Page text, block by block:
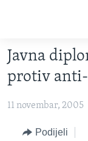
glavni
sadržaj
Pređi
na
navigaciju
TV PROGRAM
VIDEO
FOTOGRAFIJE
VIJESTI
Javna
protiv
11 novembar, 2005
Podijeli